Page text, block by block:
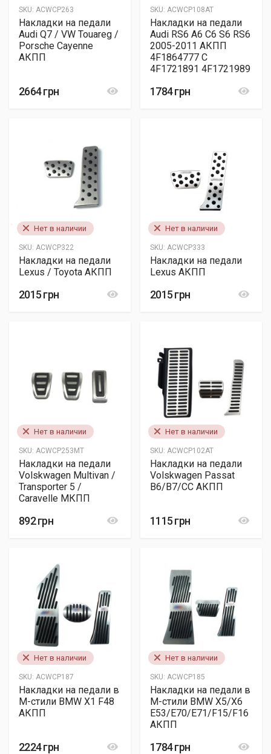
SKU: ACWCP263
Накладки на педали
Audi Q7 / VW Touareg /
Porsche Cayenne
АКПП
2664 грн
SKU: ACWCP108AT
Накладки на педали
Audi RS6 A6 C6 S6 RS6
2005-2011 АКПП
4F1864777 C
4F1721891 4F1721989
1784 грн
Нет в наличии
SKU: ACWCP322
Накладки на педали
Lexus / Toyota АКПП
2015 грн
Нет в наличии
SKU: ACWCP333
Накладки на педали
Lexus АКПП
2015 грн
Нет в наличии
SKU: ACWCP253MT
Накладки на педали
Volskwagen Multivan /
Transporter 5 /
Caravelle МКПП
892 грн
Нет в наличии
SKU: ACWCP102AT
Накладки на педали
Volskwagen Passat
B6/B7/CC АКПП
1115 грн
Нет в наличии
SKU: ACWCP187
Накладки на педали в
M-стили BMW X1 F48
АКПП
2224 грн
Нет в наличии
SKU: ACWCP185
Накладки на педали в
M-стили BMW X5/X6
E53/E70/E71/F15/F16
АКПП
1784 грн